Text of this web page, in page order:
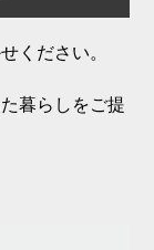
ください。
暮らしをご提